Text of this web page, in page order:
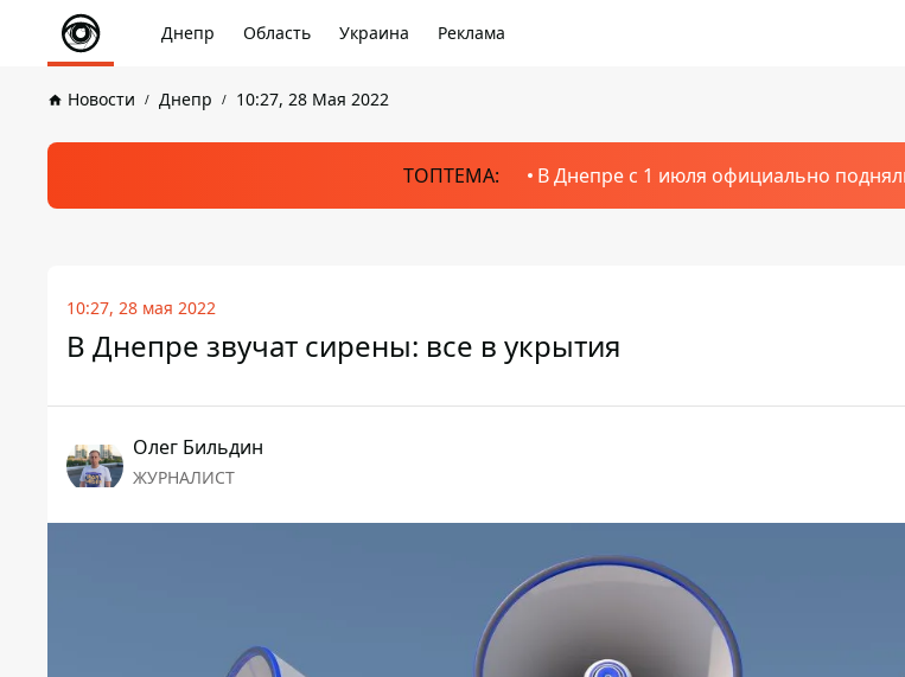
Днепр Область Украина Реклама
Новости Днепр 10:27, 28 Мая 2022
ТОПТЕМА: В Днепре с 1 июля официально
10:27, 28 мая 2022
В Днепре звучат сирены: все в укрытия
Олег Бильдин
ЖУРНАЛИСТ